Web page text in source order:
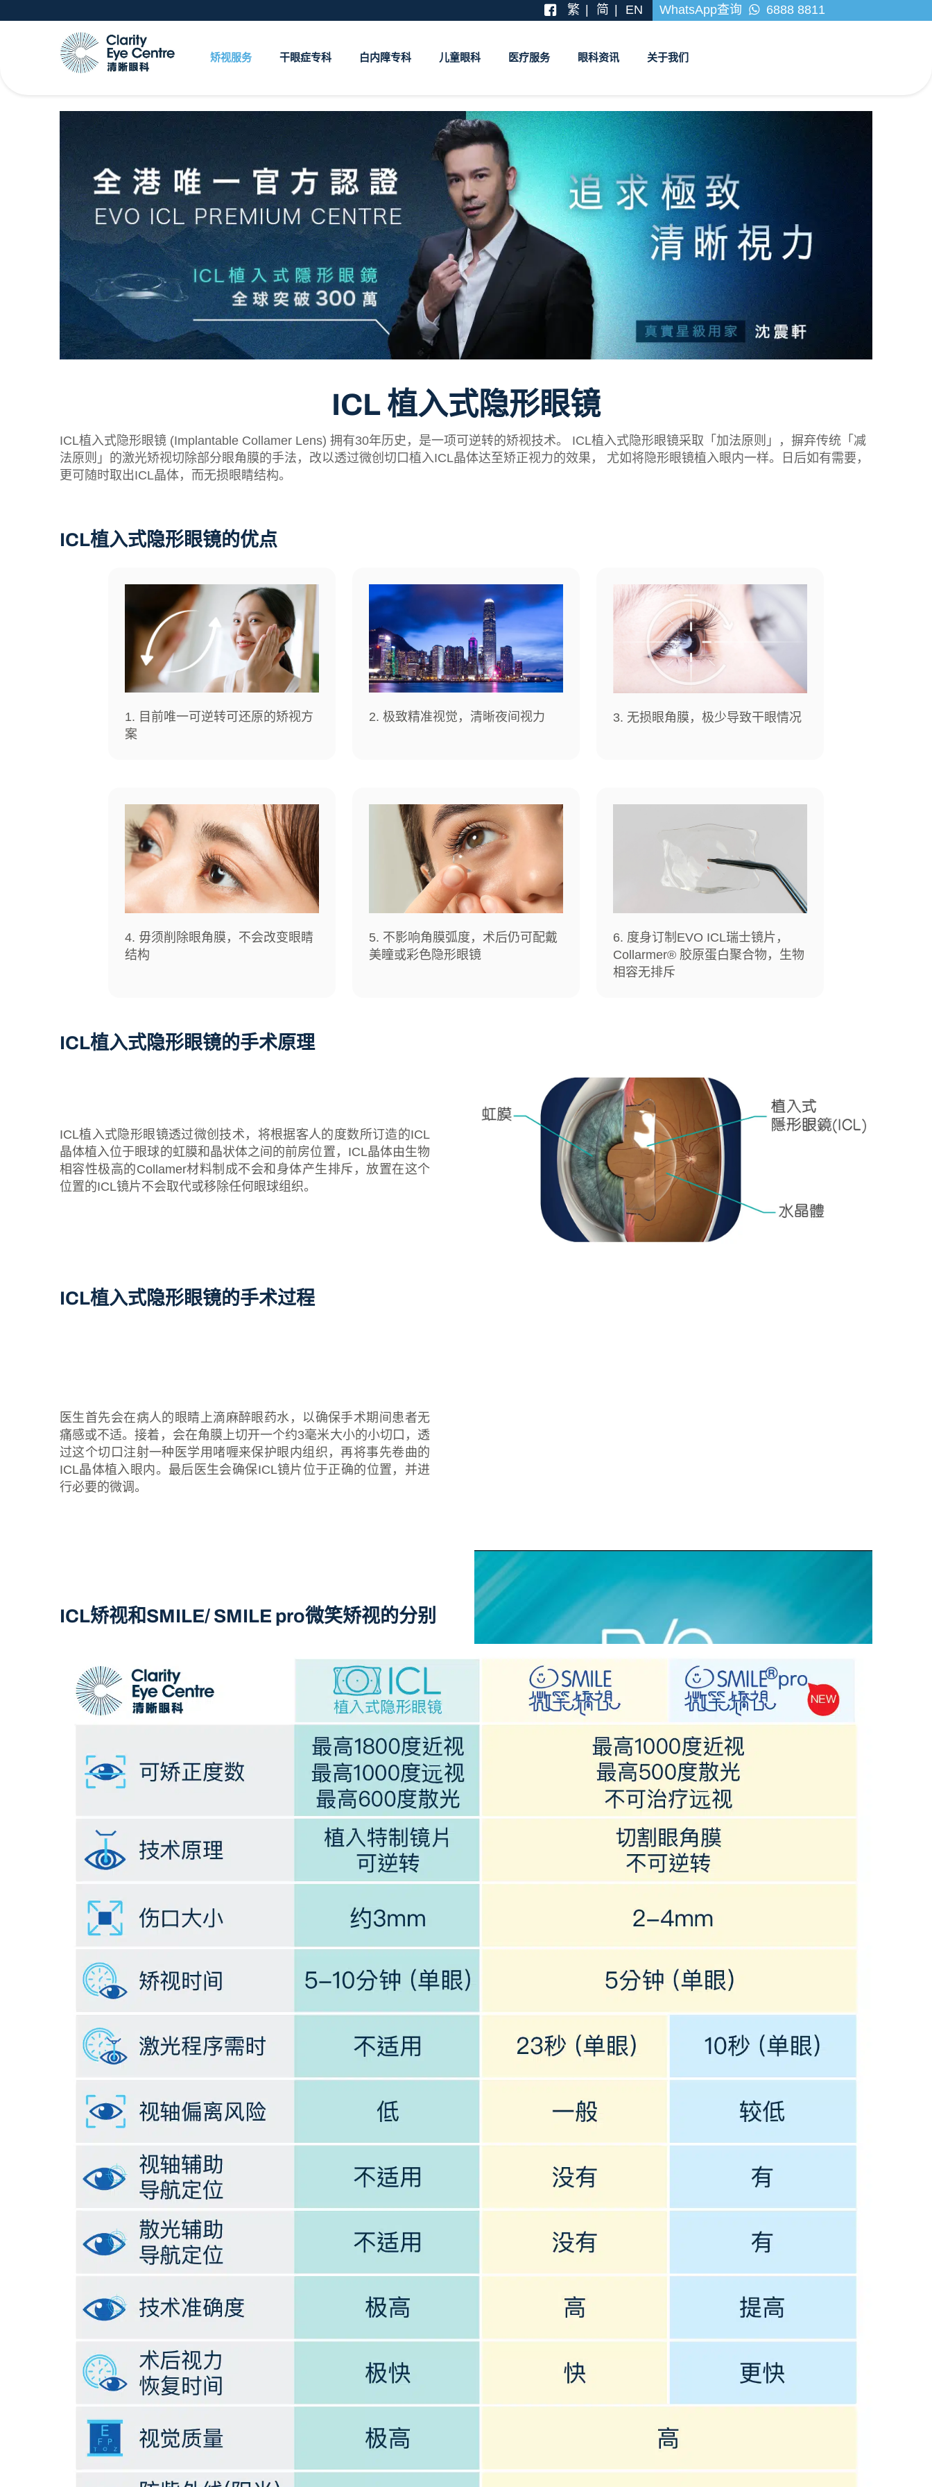
繁 简 EN WhatsApp查询 6888 8811
矫视服务 干眼症专科 白内障专科 儿童眼科 医疗服务 眼科资讯 关于我们
ICL 植入式隐形眼镜
ICL植入式隐形眼镜 (Implantable Collamer Lens) 拥有30年历史，是一项可逆转的矫视技术。 ICL植入式隐形眼镜采取「加法原则」，摒弃传统「减
法原则」的激光矫视切除部分眼角膜的手法，改以透过微创切口植入ICL晶体达至矫正视力的效果， 尤如将隐形眼镜植入眼内一样。日后如有需要，
更可随时取出ICL晶体，而无损眼睛结构。
ICL植入式隐形眼镜的优点
1. 目前唯一可逆转可还原的矫视方
案
2. 极致精准视觉，清晰夜间视力 3. 无损眼角膜，极少导致干眼情况
4. 毋须削除眼角膜，不会改变眼睛
结构
5. 不影响角膜弧度，术后仍可配戴
美瞳或彩色隐形眼镜
6. 度身订制EVO ICL瑞士镜片，
Collarmer® 胶原蛋白聚合物，生物
相容无排斥
ICL植入式隐形眼镜的手术原理
ICL植入式隐形眼镜透过微创技术，将根据客人的度数所订造的ICL
晶体植入位于眼球的虹膜和晶状体之间的前房位置，ICL晶体由生物
相容性极高的Collamer材料制成不会和身体产生排斥，放置在这个
位置的ICL镜片不会取代或移除任何眼球组织。
ICL植入式隐形眼镜的手术过程
医生首先会在病人的眼睛上滴麻醉眼药水，以确保手术期间患者无
痛感或不适。接着，会在角膜上切开一个约3毫米大小的小切口，透
过这个切口注射一种医学用啫喱来保护眼内组织，再将事先卷曲的
ICL晶体植入眼内。最后医生会确保ICL镜片位于正确的位置，并进
行必要的微调。
ICL矫视和SMILE/ SMILE pro微笑矫视的分别